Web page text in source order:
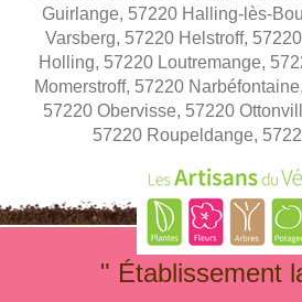
Guirlange, 57220 Halling-lès-
Varsberg, 57220 Helstroff,
Holling, 57220 Loutremange,
Momerstroff, 57220
57220 Obervisse, 57220
57220 Roupeldange,
" Établissement